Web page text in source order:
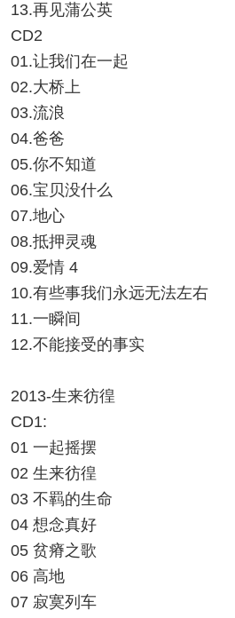
13.再见蒲公英
CD2
01.让我们在一起
02.大桥上
03.流浪
04.爸爸
05.你不知道
06.宝贝没什么
07.地心
08.抵押灵魂
09.爱情 4
10.有些事我们永远无法左右
11.一瞬间
12.不能接受的事实
2013-生来彷徨
CD1:
01 一起摇摆
02 生来彷徨
03 不羁的生命
04 想念真好
05 贫瘠之歌
06 高地
07 寂寞列车